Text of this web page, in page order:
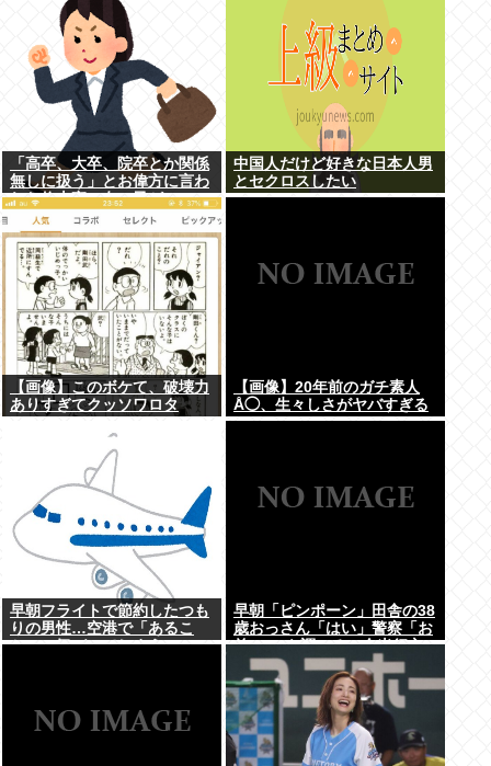
「高卒、大卒、院卒とか関係
無しに扱う」とお偉方に言わ
れた修士卒の女の子が...
中国人だけど好きな日本人男
とセクロスしたい
【画像】このボケて、破壊力
ありすぎてクッソワロタ
【画像】20年前のガチ素人
Å◯、生々しさがヤバすぎる
早朝フライトで節約したつも
りの男性…空港で「あるこ
と」に気づいてしまう
早朝「ピンポーン」田舎の38
歳おっさん「はい」警察「お
前のPCを調べる」全米行方
不明・被児童搾取センターか
らの通報により児ホ゜画像を
発見、逮捕